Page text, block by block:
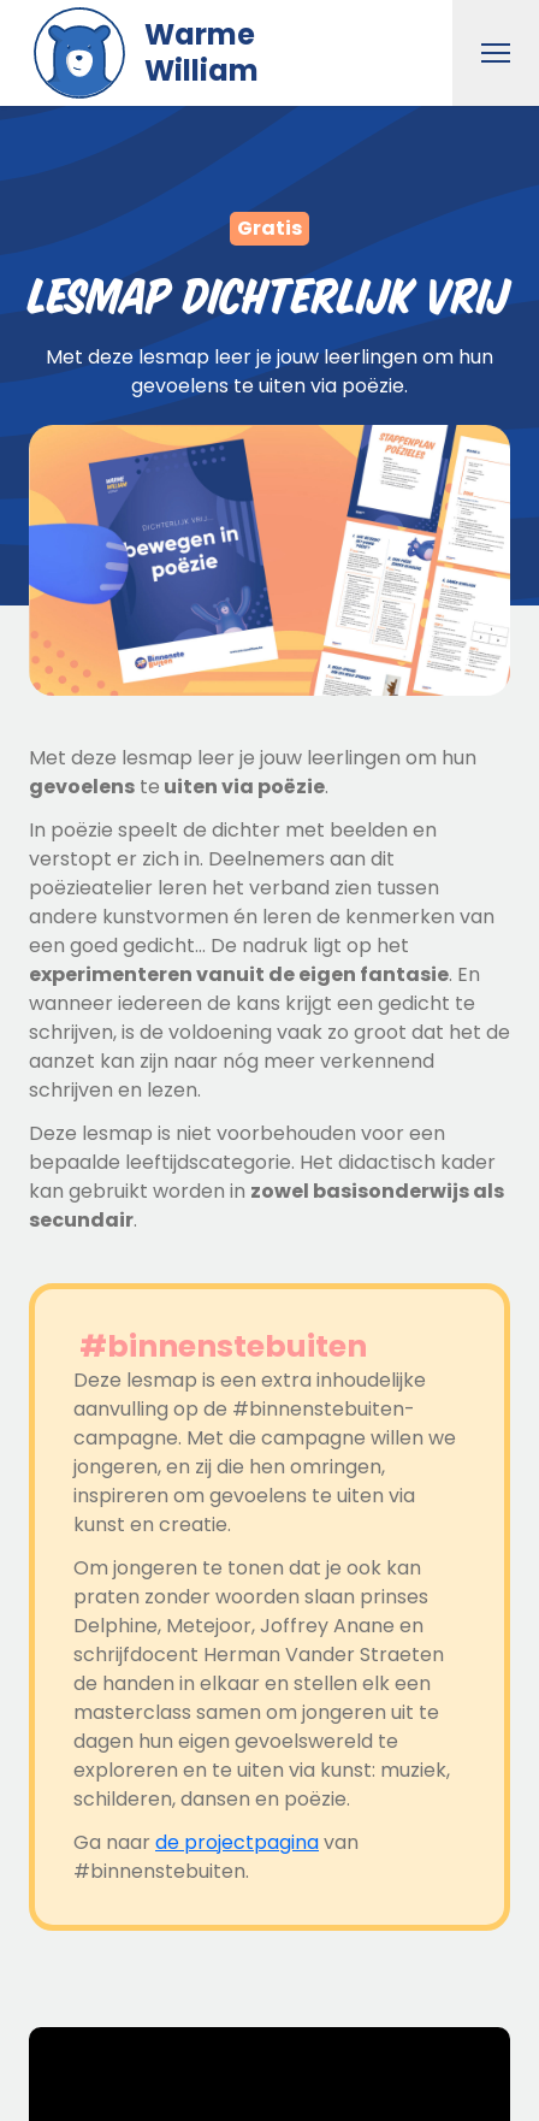
Naar hoofdinhoud gaan
Warme
William
Gratis
Lesmap Dichterlijk Vrij
Met deze lesmap leer je jouw leerlingen om hun
gevoelens te uiten via poëzie.
Met deze lesmap leer je jouw leerlingen om hun
gevoelens te uiten via poëzie.
In poëzie speelt de dichter met beelden en
verstopt er zich in. Deelnemers aan dit
poëzieatelier leren het verband zien tussen
andere kunstvormen én leren de kenmerken van
een goed gedicht... De nadruk ligt op het
experimenteren vanuit de eigen fantasie. En
wanneer iedereen de kans krijgt een gedicht te
schrijven, is de voldoening vaak zo groot dat het de
aanzet kan zijn naar nóg meer verkennend
schrijven en lezen.
Deze lesmap is niet voorbehouden voor een
bepaalde leeftijdscategorie. Het didactisch kader
kan gebruikt worden in zowel basisonderwijs als
secundair.
#binnenstebuiten
Deze lesmap is een extra inhoudelijke
aanvulling op de #binnenstebuiten-
campagne. Met die campagne willen we
jongeren, en zij die hen omringen,
inspireren om gevoelens te uiten via
kunst en creatie.
Om jongeren te tonen dat je ook kan
praten zonder woorden slaan prinses
Delphine, Metejoor, Joffrey Anane en
schrijfdocent Herman Vander Straeten
de handen in elkaar en stellen elk een
masterclass samen om jongeren uit te
dagen hun eigen gevoelswereld te
exploreren en te uiten via kunst: muziek,
schilderen, dansen en poëzie.
Ga naarde projectpaginavan
#binnenstebuiten.